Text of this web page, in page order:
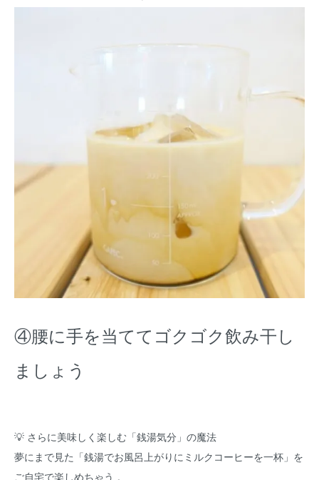
④腰に手を当ててゴクゴク飲み干し
ましょう
💡 さらに美味しく楽しむ「銭湯気分」の魔法
夢にまで見た「銭湯でお風呂上がりにミルクコーヒーを一杯」を
ご自宅で楽しめちゃう 。